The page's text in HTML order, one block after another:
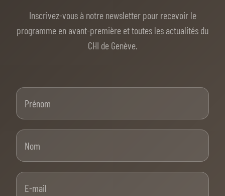
Inscrivez-vous à notre newsletter pour recevoir le
programme en avant-première et toutes les actualités du
CHI de Genève.